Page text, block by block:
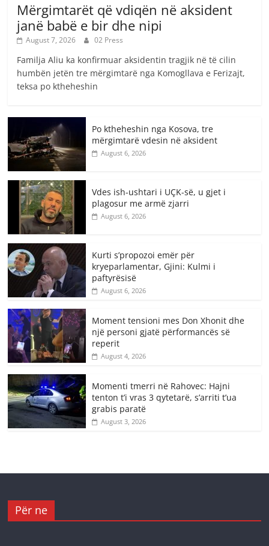
Mërgimtarët që vdiqën në aksident
janë babë e bir dhe nipi
August 7, 2026 02 Press
Familja Aliu ka konfirmuar aksidentin tragjik në të cilin
humbën jetën tre mërgimtarë nga Komogllava e Ferizajt,
teksa po ktheheshin
Po ktheheshin nga Kosova, tre
mërgimtarë vdesin në aksident
August 6, 2026
Vdes ish-ushtari i UÇK-së, u gjet i
plagosur me armë zjarri
August 6, 2026
Kurti s’propozoi emër për
kryeparlamentar, Gjini: Kulmi i
paftyrësisë
August 6, 2026
Moment tensioni mes Don Xhonit dhe
një personi gjatë përformancës së
reperit
August 4, 2026
Momenti tmerri në Rahovec: Hajni
tenton t’i vras 3 qytetarë, s’arriti t’ua
grabis paratë
August 3, 2026
Për ne